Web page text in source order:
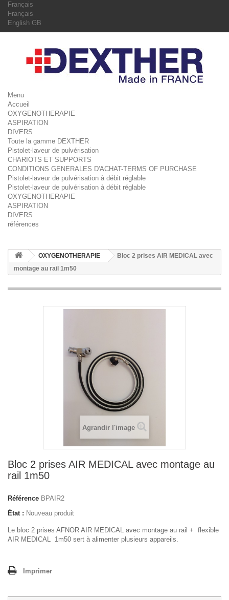
Français
Français
English GB
Menu
Accueil
OXYGENOTHERAPIE
ASPIRATION
DIVERS
Toute la gamme DEXTHER
Pistolet-laveur de pulvérisation
CHARIOTS ET SUPPORTS
CONDITIONS GENERALES D'ACHAT-TERMS OF PURCHASE
Pistolet-laveur de pulvérisation à débit réglable
Pistolet-laveur de pulvérisation à débit réglable
OXYGENOTHERAPIE
ASPIRATION
DIVERS
références
OXYGENOTHERAPIE
Bloc 2 prises AIR MEDICAL avec
montage au rail 1m50
Agrandir l'image
Bloc 2 prises AIR MEDICAL avec montage au
rail 1m50
Référence BPAIR2
État : Nouveau produit
Le bloc 2 prises AFNOR AIR MEDICAL avec montage au rail + flexible
AIR MEDICAL 1m50 sert à alimenter plusieurs appareils.
Imprimer